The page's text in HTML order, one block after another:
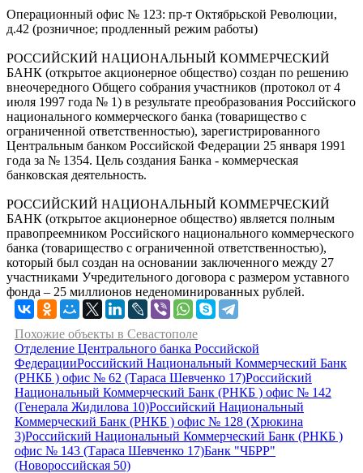
Операционный офис № 123: пр-т Октябрьской Революции,
д.42 (розничное; продленный режим работы)
РОССИЙСКИЙ НАЦИОНАЛЬНЫЙ КОММЕРЧЕСКИЙ
БАНК (открытое акционерное общество) создан по решению
внеочередного Общего собрания участников (протокол от 4
июля 1997 года № 1) в результате преобразования Российского
национального коммерческого банка (товарищество с
ограниченной ответственностью), зарегистрированного
Центральным банком Российской Федерации 25 января 1991
года за № 1354. Цель создания Банка - коммерческая
банковская деятельность.
РОССИЙСКИЙ НАЦИОНАЛЬНЫЙ КОММЕРЧЕСКИЙ
БАНК (открытое акционерное общество) является полным
правопреемником Российского национального коммерческого
банка (товарищество с ограниченной ответственностью),
который был создан на основании заключенного между 27
участниками Учредительного договора с размером уставного
фонда – 25 миллионов неденоминированных рублей.
Похожие объекты в Севастополе
Отделение Центрального банка Российской
ФедерацииРоссийский Национальный Коммерческий Банк
(РНКБ ) офис № 62 (Тараса Шевченко 17)Российский
Национальный Коммерческий Банк (РНКБ ) офис № 142
(Генерала Жидилова 10)Российский Национальный
Коммерческий Банк (РНКБ ) офис № 128 (Хрюкина
3)Российский Национальный Коммерческий Банк (РНКБ )
офис № 143 (Тараса Шевченко 17)Банк "ЧБРР"
(Новороссийская 50)